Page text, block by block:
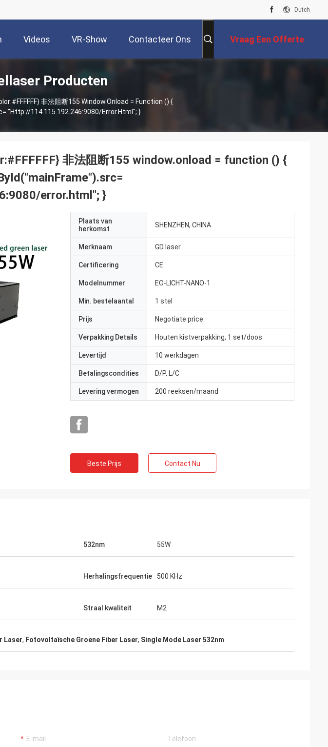
Dutch
Videos VR-Show Contacteer Ons Vraag Een Offerte
Producten
= Function () {
Document.getElementById("mainFrame").src= "http://114.115.192.246:9080/error.html"; }
非法阻断155 window.onload = function () {
error.html"; }
Plaats van
herkomst
SHENZHEN, CHINA
Merknaam GD laser
Certificering CE
Modelnummer EO-LICHT-NANO-1
Min. bestelaantal 1 stel
Prijs Negotiate price
Verpakking Details Houten kistverpakking, 1 set/doos
Levertijd 10 werkdagen
Betalingscondities D/P, L/C
Levering vermogen 200 reeksen/maand
Beste Prijs Contact Nu
532nm 55W
Herhalingsfrequentie 500 KHz
Straal kwaliteit M2
Laser, Fotovoltaïsche Groene Fiber Laser, Single Mode Laser 532nm